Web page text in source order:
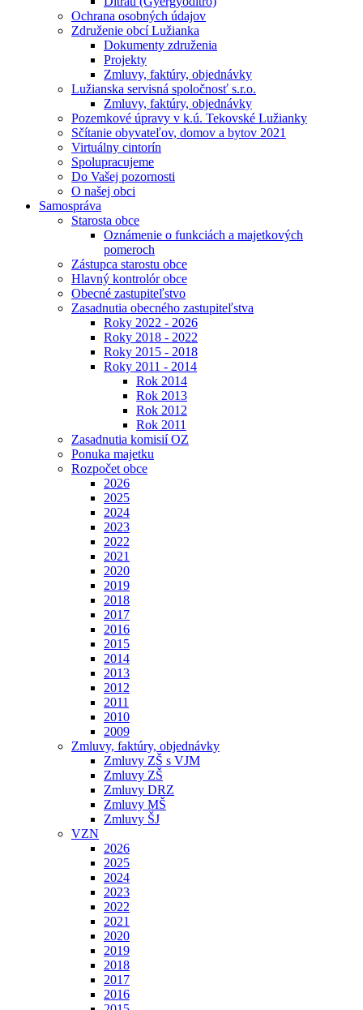
Ochrana osobných údajov
Združenie obcí Lužianka
Dokumenty združenia
Projekty
Zmluvy, faktúry, objednávky
Lužianska servisná spoločnosť s.r.o.
Zmluvy, faktúry, objednávky
Pozemkové úpravy v k.ú. Tekovské Lužianky
Sčítanie obyvateľov, domov a bytov 2021
Virtuálny cintorín
Spolupracujeme
Do Vašej pozornosti
O našej obci
Samospráva
Starosta obce
Oznámenie o funkciách a majetkových
pomeroch
Zástupca starostu obce
Hlavný kontrolór obce
Obecné zastupiteľstvo
Zasadnutia obecného zastupiteľstva
Roky 2022 - 2026
Roky 2018 - 2022
Roky 2015 - 2018
Roky 2011 - 2014
Rok 2014
Rok 2013
Rok 2012
Rok 2011
Zasadnutia komisií OZ
Ponuka majetku
Rozpočet obce
2026
2025
2024
2023
2022
2021
2020
2019
2018
2017
2016
2015
2014
2013
2012
2011
2010
2009
Zmluvy, faktúry, objednávky
Zmluvy ZŠ s VJM
Zmluvy ZŠ
Zmluvy DRZ
Zmluvy MŠ
Zmluvy ŠJ
VZN
2026
2025
2024
2023
2022
2021
2020
2019
2018
2017
2016